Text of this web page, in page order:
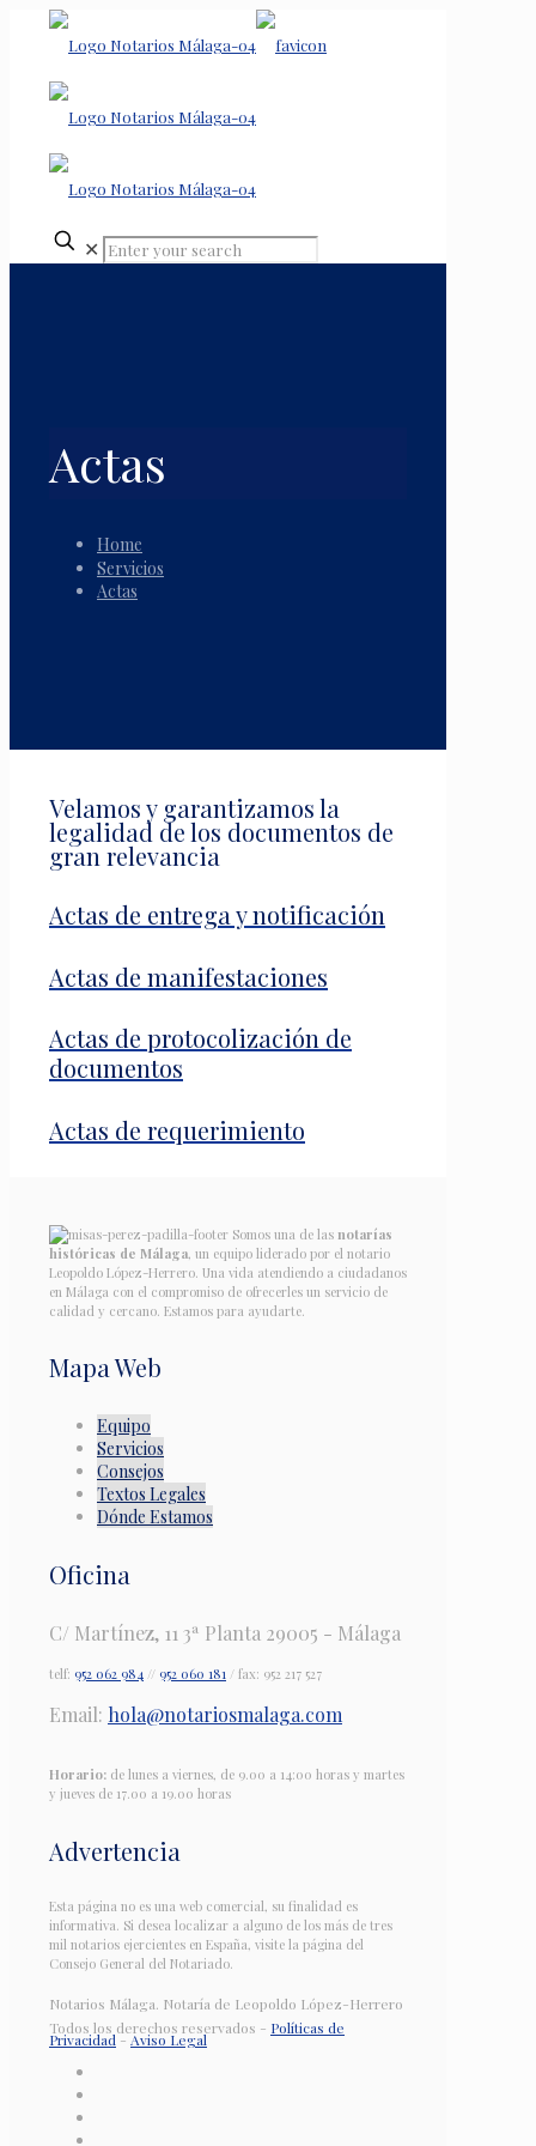
✕
Actas
Home
Servicios
Actas
Velamos y garantizamos la
legalidad de los documentos de
gran relevancia
Actas de entrega y notificación
Actas de manifestaciones
Actas de protocolización de
documentos
Actas de requerimiento
Somos una de las notarías
históricas de Málaga, un equipo liderado por el notario
Leopoldo López-Herrero. Una vida atendiendo a ciudadanos
en Málaga con el compromiso de ofrecerles un servicio de
calidad y cercano. Estamos para ayudarte.
Mapa Web
Equipo
Servicios
Consejos
Textos Legales
Dónde Estamos
Oficina
C/ Martínez, 11 3ª Planta 29005 - Málaga
telf: 952 062 984 // 952 060 181 / fax: 952 217 527
Email: hola@notariosmalaga.com
Horario: de lunes a viernes, de 9.00 a 14:00 horas y martes
y jueves de 17.00 a 19.00 horas
Advertencia
Esta página no es una web comercial, su finalidad es
informativa. Si desea localizar a alguno de los más de tres
mil notarios ejercientes en España, visite la página del
Consejo General del Notariado.
Notarios Málaga. Notaría de Leopoldo López-Herrero
Todos los derechos reservados - Políticas de
Privacidad-Aviso Legal